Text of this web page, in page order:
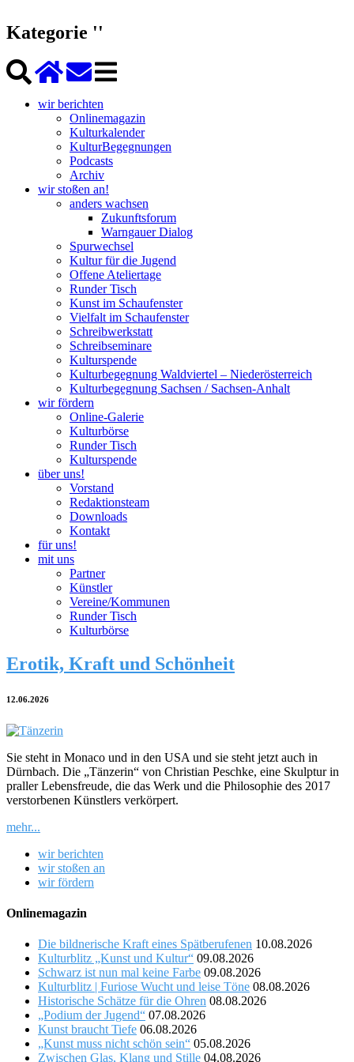
Kategorie ''
wir berichten
Onlinemagazin
Kulturkalender
KulturBegegnungen
Podcasts
Archiv
wir stoßen an!
anders wachsen
Zukunftsforum
Warngauer Dialog
Spurwechsel
Kultur für die Jugend
Offene Ateliertage
Runder Tisch
Kunst im Schaufenster
Vielfalt im Schaufenster
Schreibwerkstatt
Schreibseminare
Kulturspende
Kulturbegegnung Waldviertel – Niederösterreich
Kulturbegegnung Sachsen / Sachsen-Anhalt
wir fördern
Online-Galerie
Kulturbörse
Runder Tisch
Kulturspende
über uns!
Vorstand
Redaktionsteam
Downloads
Kontakt
für uns!
mit uns
Partner
Künstler
Vereine/Kommunen
Runder Tisch
Kulturbörse
Erotik, Kraft und Schönheit
12.06.2026
Sie steht in Monaco und in den USA und sie steht jetzt auch in
Dürnbach. Die „Tänzerin“ von Christian Peschke, eine Skulptur in
praller Lebensfreude, die das Werk und die Philosophie des 2017
verstorbenen Künstlers verkörpert.
mehr...
wir berichten
wir stoßen an
wir fördern
Onlinemagazin
Die bildnerische Kraft eines Spätberufenen 10.08.2026
Kulturblitz „Kunst und Kultur“ 09.08.2026
Schwarz ist nun mal keine Farbe 09.08.2026
Kulturblitz | Furiose Wucht und leise Töne 08.08.2026
Historische Schätze für die Ohren 08.08.2026
„Podium der Jugend“ 07.08.2026
Kunst braucht Tiefe 06.08.2026
„Kunst muss nicht schön sein“ 05.08.2026
Zwischen Glas, Klang und Stille 04.08.2026